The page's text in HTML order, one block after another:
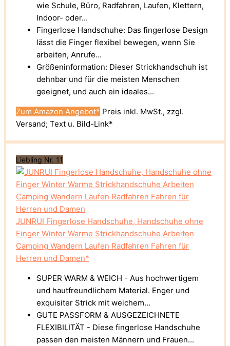
wie Schule, Büro, Radfahren, Laufen, Klettern,
Indoor- oder...
Fingerlose Handschuhe: Das fingerlose Design
lässt die Finger flexibel bewegen, wenn Sie
arbeiten, Anrufe...
Größeninformation: Dieser Strickhandschuh ist
dehnbar und für die meisten Menschen
geeignet, und auch ein ideales...
Zum Amazon Angebot* Preis inkl. MwSt., zzgl.
Versand; Text u. Bild-Link*
Liebling Nr. 11
JUNRUI Fingerlose Handschuhe, Handschuhe ohne
Finger Winter Warme Strickhandschuhe Arbeiten
Camping Wandern Laufen Radfahren Fahren für
Herren und Damen*
SUPER WARM & WEICH - Aus hochwertigem
und hautfreundlichem Material. Enger und
exquisiter Strick mit weichem...
GUTE PASSFORM & AUSGEZEICHNETE
FLEXIBILITÄT - Diese fingerlose Handschuhe
passen den meisten Männern und Frauen...